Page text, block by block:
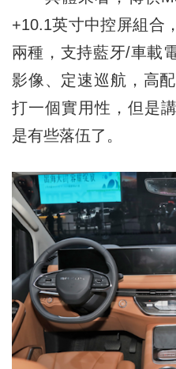
+10.1英寸中控屏組合
兩種，支持藍牙/車載
影像、定速巡航，高
打一個實用性，但是
是有些落伍了。